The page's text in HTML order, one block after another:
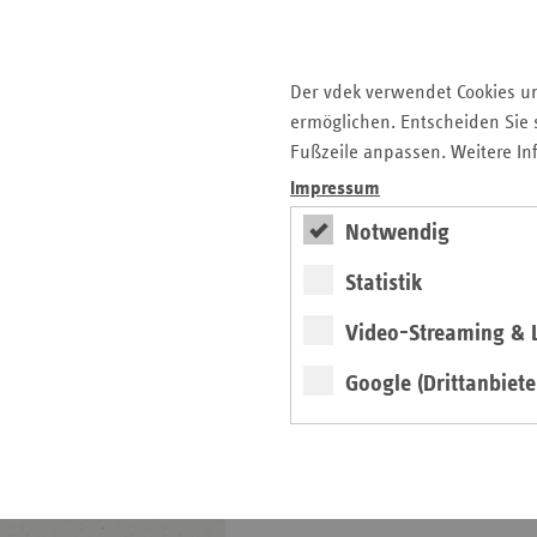
Der vdek verwendet Cookies
ermöglichen. Entscheiden
Fußzeile anpassen. Weitere
Impressum
Notwendig
Statistik
Video-Streaming &
Google
weiter
Basisdaten des
Gesundheitswesens in
Sachsen 2025/26